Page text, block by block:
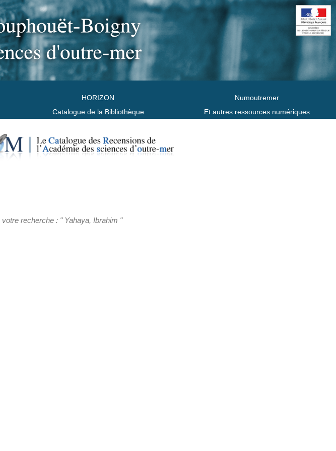
HORIZON
Catalogue de la Bibliothèque
Numoutremer
Et autres ressources numériques
recherche : " Yahaya, Ibrahim "